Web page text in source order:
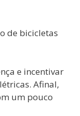
de bicicletas
e incentivar
Afinal,
um pouco